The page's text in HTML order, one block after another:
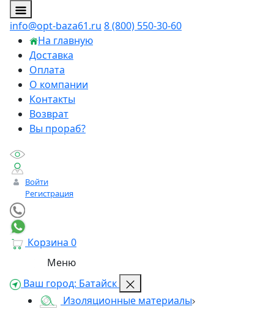
info@opt-baza61.ru 8 (800) 550-30-60
На главную
Доставка
Оплата
О компании
Контакты
Возврат
Вы прораб?
Войти
Регистрация
Корзина 0
Меню
Ваш город: Батайск
Изоляционные материалы